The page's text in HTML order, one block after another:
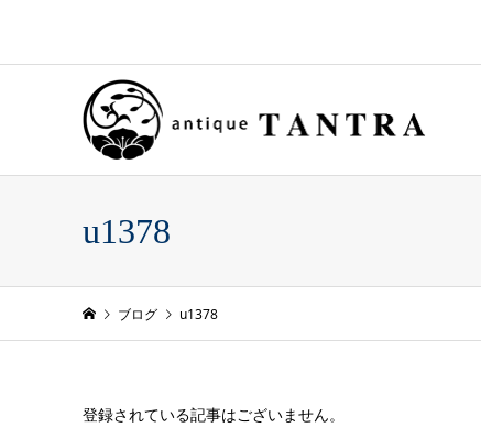
u1378
ブログ u1378
登録されている記事はございません。